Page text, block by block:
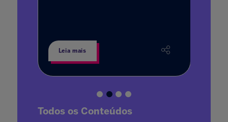
Leia mais
Todos os Conteúdos